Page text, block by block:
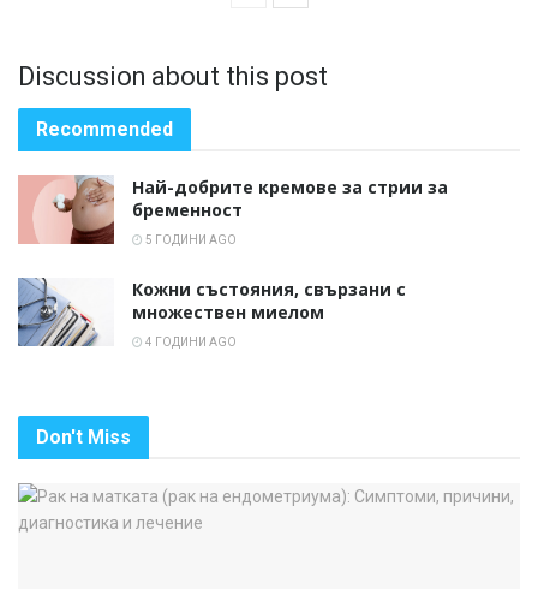
Discussion about this post
Recommended
Най-добрите кремове за стрии за
бременност
5 ГОДИНИ AGO
Кожни състояния, свързани с
множествен миелом
4 ГОДИНИ AGO
Don't Miss